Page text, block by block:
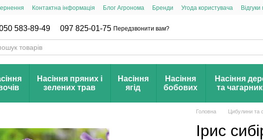
Контактна інформація Блог Агронома Бренди Угода користувача
583-89-49 097 825-01-75 Передзвонити вам?
Насіння пряних і
зелених трав
Насіння
ягід
Насіння
бобових
Насіння
та
Головна Цибулини та
Ірис